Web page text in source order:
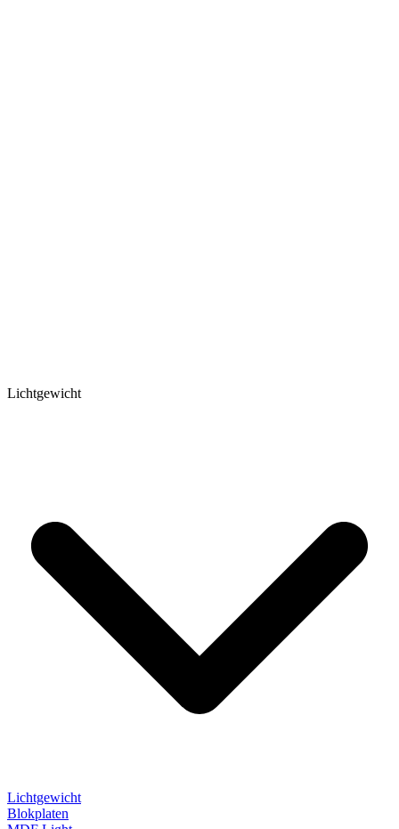
Lichtgewicht
Lichtgewicht
Blokplaten